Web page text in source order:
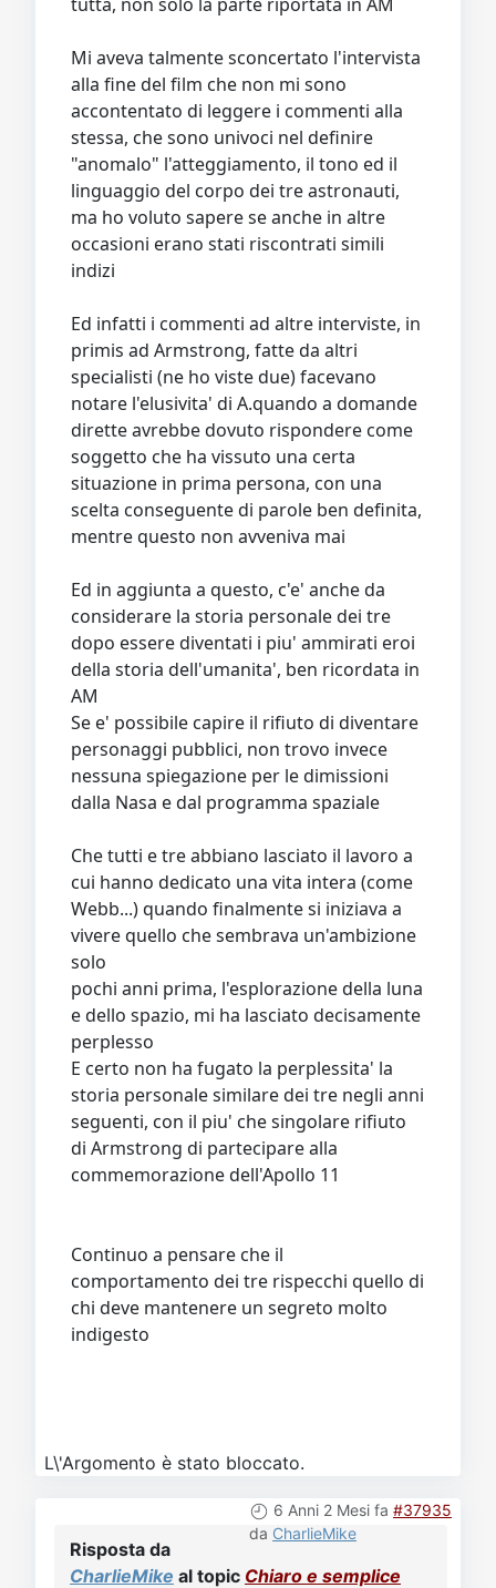
Mi aveva talmente sconcertato l'intervista
alla fine del film che non mi sono
accontentato di leggere i commenti alla
stessa, che sono univoci nel definire
"anomalo" l'atteggiamento, il tono ed il
linguaggio del corpo dei tre astronauti,
ma ho voluto sapere se anche in altre
occasioni erano stati riscontrati simili
indizi
Ed infatti i commenti ad altre interviste, in
primis ad Armstrong, fatte da altri
specialisti (ne ho viste due) facevano
notare l'elusivita' di A.quando a domande
dirette avrebbe dovuto rispondere come
soggetto che ha vissuto una certa
situazione in prima persona, con una
scelta conseguente di parole ben definita,
mentre questo non avveniva mai
Ed in aggiunta a questo, c'e' anche da
considerare la storia personale dei tre
dopo essere diventati i piu' ammirati eroi
della storia dell'umanita', ben ricordata in
AM
Se e' possibile capire il rifiuto di diventare
personaggi pubblici, non trovo invece
nessuna spiegazione per le dimissioni
dalla Nasa e dal programma spaziale
Che tutti e tre abbiano lasciato il lavoro a
cui hanno dedicato una vita intera (come
Webb...) quando finalmente si iniziava a
vivere quello che sembrava un'ambizione
solo
pochi anni prima, l'esplorazione della luna
e dello spazio, mi ha lasciato decisamente
perplesso
E certo non ha fugato la perplessita' la
storia personale similare dei tre negli anni
seguenti, con il piu' che singolare rifiuto
di Armstrong di partecipare alla
commemorazione dell'Apollo 11
Continuo a pensare che il
comportamento dei tre rispecchi quello di
chi deve mantenere un segreto molto
indigesto
L\'Argomento è stato bloccato.
6 Anni 2 Mesi fa #37935
da CharlieMike
Risposta da
CharlieMike al topic Chiaro e semplice